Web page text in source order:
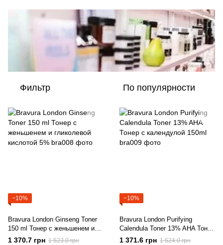
Фильтр По популярности
−10%
Bravura London Ginseng Toner
150 ml Тонер с женьшенем и
гликолевой кислотой 5%
1 370.7 грн 1 523.0 грн
−10%
Bravura London Purifying
Calendula Toner 13% AHA Тонер
с календулой 150ml
1 371.6 грн 1 524.0 грн